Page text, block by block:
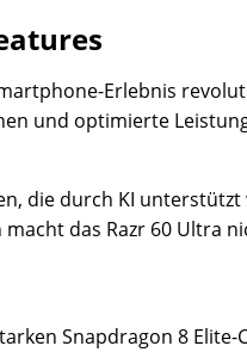
Erlebnis
und optimierte
die durch KI
das Razr 60
Snapdragon 8